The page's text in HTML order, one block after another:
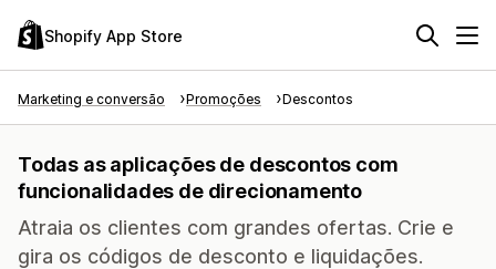
Shopify App Store
Marketing e conversão Promoções Descontos
Todas as aplicações de descontos com
funcionalidades de direcionamento
Atraia os clientes com grandes ofertas. Crie e
gira os códigos de desconto e liquidações.